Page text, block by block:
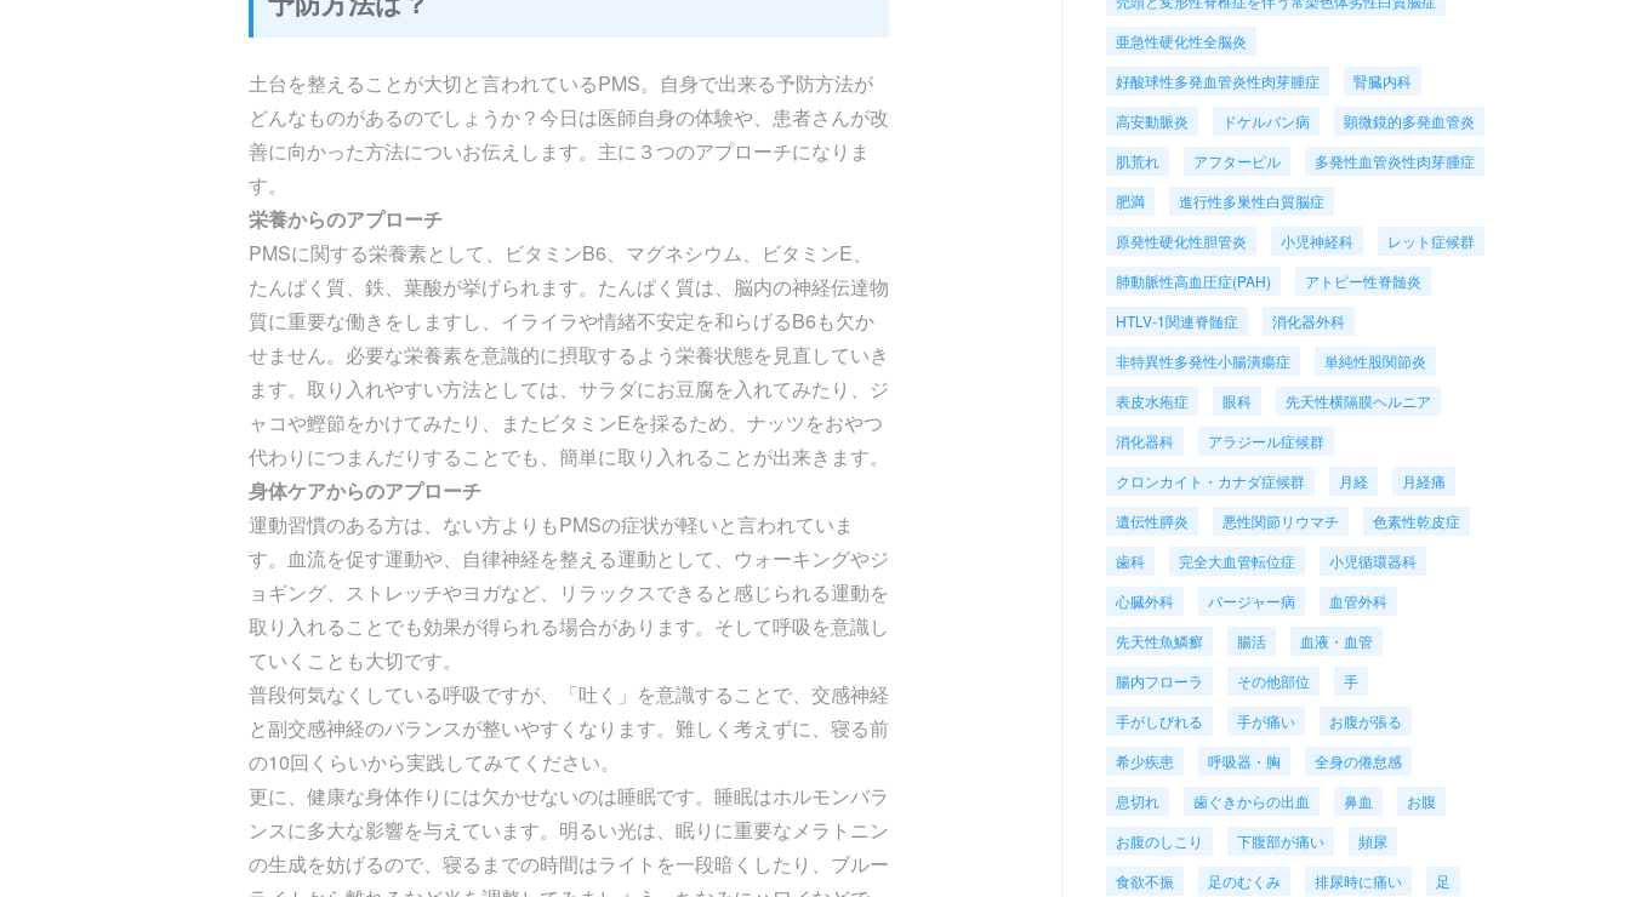
土台を整えることが大切と言われているPMS。自身で出来る予防方法が
どんなものがあるのでしょうか？今日は医師自身の体験や、患者さんが改
善に向かった方法についお伝えします。主に３つのアプローチになりま
す。
栄養からのアプローチ
PMSに関する栄養素として、ビタミンB6、マグネシウム、ビタミンE、
たんぱく質、鉄、葉酸が挙げられます。たんぱく質は、脳内の神経伝達物
質に重要な働きをしますし、イライラや情緒不安定を和らげるB6も欠か
せません。必要な栄養素を意識的に摂取するよう栄養状態を見直していき
ます。取り入れやすい方法としては、サラダにお豆腐を入れてみたり、ジ
ャコや鰹節をかけてみたり、またビタミンEを採るため、ナッツをおやつ
代わりにつまんだりすることでも、簡単に取り入れることが出来きます。
身体ケアからのアプローチ
運動習慣のある方は、ない方よりもPMSの症状が軽いと言われていま
す。血流を促す運動や、自律神経を整える運動として、ウォーキングやジ
ョギング、ストレッチやヨガなど、リラックスできると感じられる運動を
取り入れることでも効果が得られる場合があります。そして呼吸を意識し
ていくことも大切です。
普段何気なくしている呼吸ですが、「吐く」を意識することで、交感神経
と副交感神経のバランスが整いやすくなります。難しく考えずに、寝る前
の10回くらいから実践してみてください。
更に、健康な身体作りには欠かせないのは睡眠です。睡眠はホルモンバラ
ンスに多大な影響を与えています。明るい光は、眠りに重要なメラトニン
の生成を妨げるので、寝るまでの時間はライトを一段暗くしたり、ブルー
亜急性硬化性全脳炎
好酸球性多発血管炎性肉芽腫症
腎臓内科
高安動脈炎
ドケルバン病
顕微鏡的多発血管炎
肌荒れ
アフターピル
多発性血管炎性肉芽腫症
肥満
進行性多巣性白質脳症
原発性硬化性胆管炎
小児神経科
レット症候群
肺動脈性高血圧症(PAH)
アトピー性脊髄炎
HTLV-1関連脊髄症
消化器外科
非特異性多発性小腸潰瘍症
単純性股関節炎
表皮水疱症
眼科
先天性横隔膜ヘルニア
消化器科
アラジール症候群
クロンカイト・カナダ症候群
月経
月経痛
遺伝性膵炎
悪性関節リウマチ
色素性乾皮症
歯科
完全大血管転位症
小児循環器科
心臓外科
バージャー病
血管外科
先天性魚鱗癬
腸活
血液・血管
腸内フローラ
その他部位
手
手がしびれる
手が痛い
お腹が張る
希少疾患
呼吸器・胸
全身の倦怠感
息切れ
歯ぐきからの出血 鼻血
お腹
お腹のしこり
下腹部が痛い
頻尿
食欲不振
足のむくみ 排尿時に痛い 足